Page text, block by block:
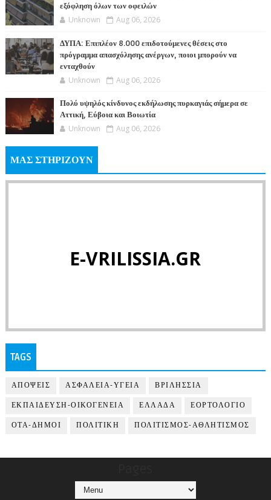
εξόφληση όλων των οφειλών
Unknown Aug 06, 2026
ΔΥΠΑ: Επιπλέον 8.000 επιδοτούμενες θέσεις στο
πρόγραμμα απασχόλησης ανέργων, ποιοι μπορούν να
ενταχθούν
Unknown Aug 06, 2026
Πολύ υψηλός κίνδυνος εκδήλωσης πυρκαγιάς σήμερα σε
Αττική, Εύβοια και Βοιωτία
Unknown Aug 06, 2026
ΜΑΣ ΣΤΗΡΙΖΟΥΝ
E-VRILISSIA.GR
TAGS
ΑΠΟΨΕΙΣ ΑΣΦΑΛΕΙΑ-ΥΓΕΙΑ ΒΡΙΛΗΣΣΙΑ
ΕΚΠΑΙΔΕΥΣΗ-ΟΙΚΟΓΕΝΕΙΑ ΕΛΛΑΔΑ ΕΟΡΤΟΛΟΓΙΟ
ΟΤΑ-ΔΗΜΟΙ ΠΟΛΙΤΙΚΗ ΠΟΛΙΤΙΣΜΟΣ-ΑΘΛΗΤΙΣΜΟΣ